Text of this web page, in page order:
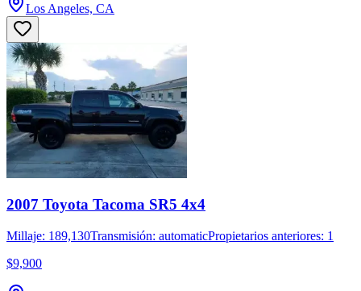
Los Angeles, CA
2007 Toyota Tacoma SR5 4x4
Millaje: 189,130Transmisión: automaticPropietarios anteriores: 1
$9,900